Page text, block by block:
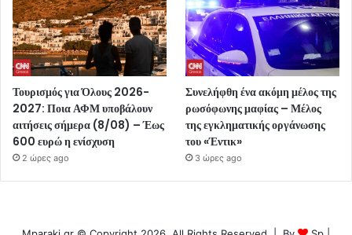
Τουρισμός για Όλους 2026-
2027: Ποια ΑΦΜ υποβάλουν
αιτήσεις σήμερα (8/08) – Έως
600 ευρώ η ενίσχυση
2 ώρες ago
Συνελήφθη ένα ακόμη μέλος της
ρωσόφωνης μαφίας – Μέλος
της εγκληματικής οργάνωσης
του «Έντικ»
3 ώρες ago